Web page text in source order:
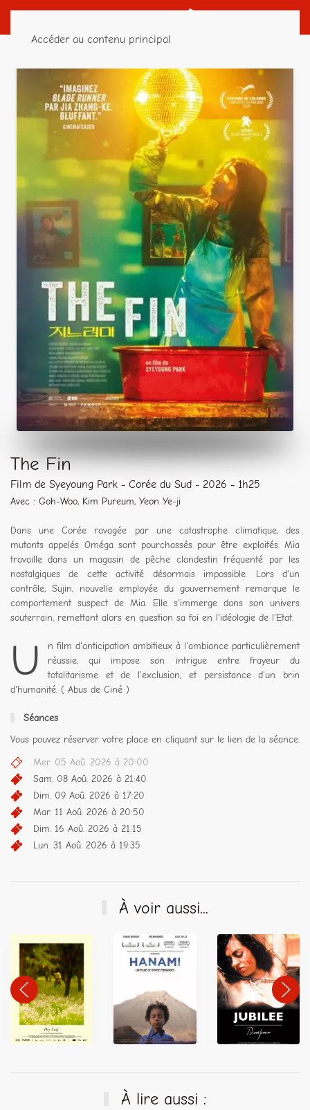
Accéder au contenu principal
The Fin
Film de Syeyoung Park - Corée du Sud - 2026 - 1h25
Avec : Goh-Woo, Kim Pureum, Yeon Ye-ji
Dans une Corée ravagée par une catastrophe climatique, des
mutants appelés Oméga sont pourchassés pour être exploités. Mia
travaille dans un magasin de pêche clandestin fréquenté par les
nostalgiques de cette activité désormais impossible. Lors d'un
contrôle, Sujin, nouvelle employée du gouvernement remarque le
comportement suspect de Mia. Elle s'immerge dans son univers
souterrain, remettant alors en question sa foi en l'idéologie de l'Etat.
U
n film d'anticipation ambitieux à l'ambiance particulièrement
réussie, qui impose son intrigue entre frayeur du
totalitarisme et de l'exclusion, et persistance d'un brin
d'humanité. ( Abus de Ciné )
Séances
Vous pouvez réserver votre place en cliquant sur le lien de la séance.
Mer. 05 Aoû. 2026 à 20:00
Sam. 08 Aoû. 2026 à 21:40
Dim. 09 Aoû. 2026 à 17:20
Mar. 11 Aoû. 2026 à 20:50
Dim. 16 Aoû. 2026 à 21:15
Lun. 31 Aoû. 2026 à 19:35
À voir aussi...
À lire aussi :